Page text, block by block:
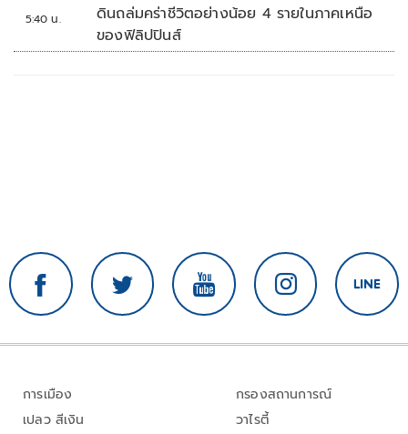
5:40 น.
ดินถล่มคร่าชีวิตอย่างน้อย 4 รายในภาคเหนือ
ของฟิลิปปินส์
การเมือง
เปลว สีเงิน
กรองสถานการณ์
วาไรตี้